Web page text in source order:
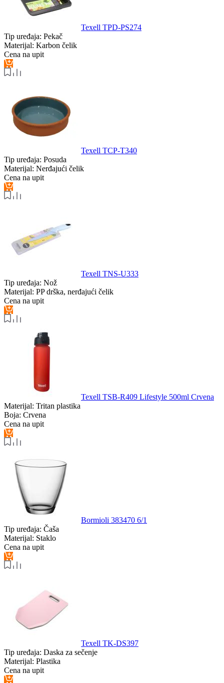
Texell TPD-PS274
Tip uređaja: Pekač
Materijal: Karbon čelik
Cena na upit
Texell TCP-T340
Tip uređaja: Posuda
Materijal: Nerđajući čelik
Cena na upit
Texell TNS-U333
Tip uređaja: Nož
Materijal: PP drška, nerđajući čelik
Cena na upit
Texell TSB-R409 Lifestyle 500ml Crvena
Materijal: Tritan plastika
Boja: Crvena
Cena na upit
Bormioli 383470 6/1
Tip uređaja: Čaša
Materijal: Staklo
Cena na upit
Texell TK-DS397
Tip uređaja: Daska za sečenje
Materijal: Plastika
Cena na upit